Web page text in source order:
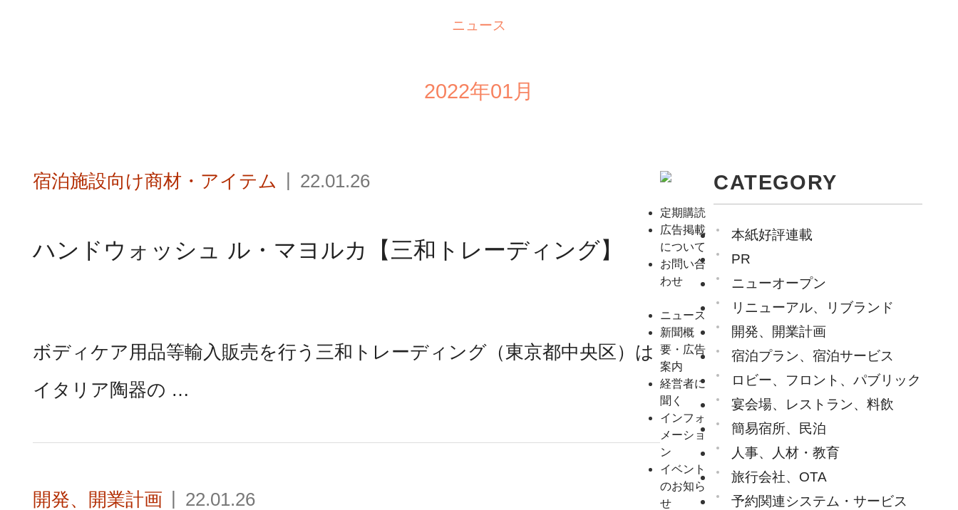
ニュース
2022年01月
宿泊施設向け商材・アイテム 22.01.26
ハンドウォッシュ ル・マヨルカ【三和トレーディング】
ボディケア用品等輸入販売を行う三和トレーディング（東京都中央区）は
イタリア陶器の …
開発、開業計画 22.01.26
CATEGORY
本紙好評連載
PR
ニューオープン
リニューアル、リブランド
開発、開業計画
宿泊プラン、宿泊サービス
ロビー、フロント、パブリック
宴会場、レストラン、料飲
簡易宿所、民泊
人事、人材・教育
旅行会社、OTA
予約関連システム・サービス
定期購読
広告掲載
について
お問い合
わせ
ニュース
新聞概
要・広告
案内
経営者に
聞く
インフォ
メーショ
ン
イベント
のお知ら
せ